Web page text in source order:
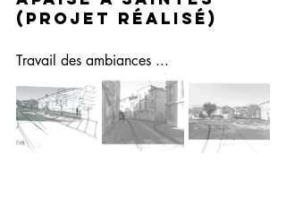
(projet réalisé)
Travail des ambiances ...